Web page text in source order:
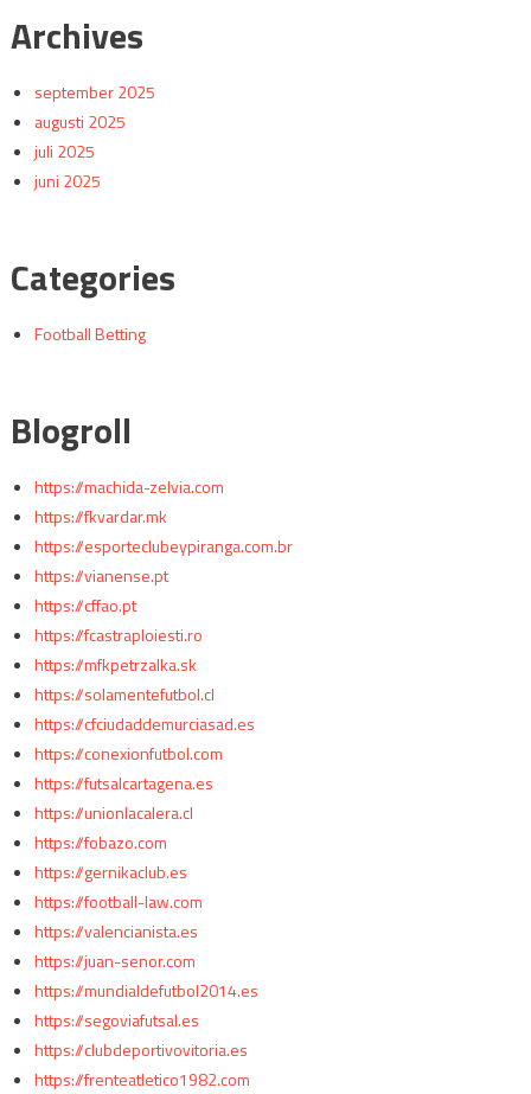
Archives
september 2025
augusti 2025
juli 2025
juni 2025
Categories
Football Betting
Blogroll
https://machida-zelvia.com
https://fkvardar.mk
https://esporteclubeypiranga.com.br
https://vianense.pt
https://cffao.pt
https://fcastraploiesti.ro
https://mfkpetrzalka.sk
https://solamentefutbol.cl
https://cfciudaddemurciasad.es
https://conexionfutbol.com
https://futsalcartagena.es
https://unionlacalera.cl
https://fobazo.com
https://gernikaclub.es
https://football-law.com
https://valencianista.es
https://juan-senor.com
https://mundialdefutbol2014.es
https://segoviafutsal.es
https://clubdeportivovitoria.es
https://frenteatletico1982.com